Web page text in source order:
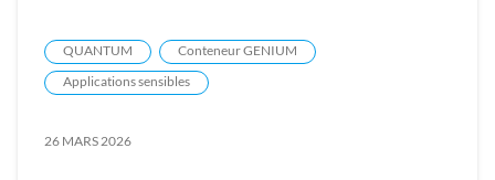
QUANTUM
Conteneur GENIUM
Applications sensibles
26 MARS 2026